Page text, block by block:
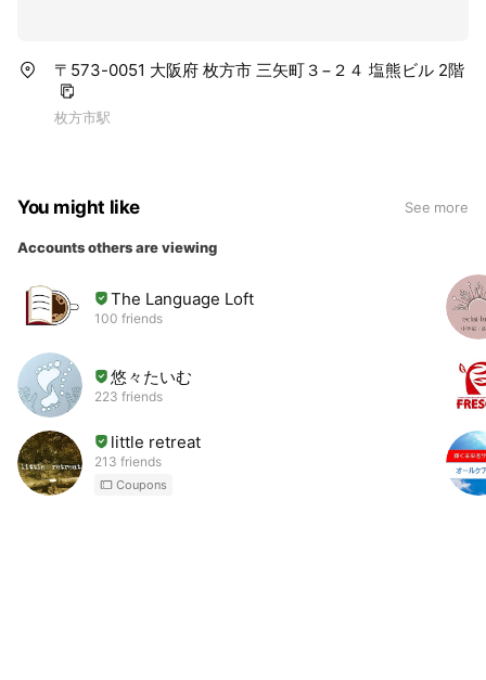
〒573-0051 大阪府 枚方市 三矢町３−２４ 塩熊ビル 2階
枚方市駅
You might like See more
Accounts others are viewing
The Language Loft
100 friends
悠々たいむ
223 friends
little retreat
213 friends
Coupons